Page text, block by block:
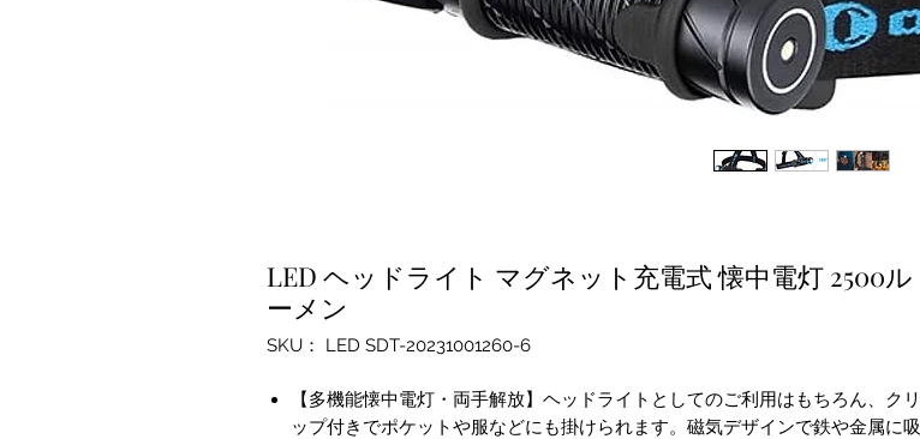
LED ヘッドライト マグネット充電式 懐中電灯 2500ル
ーメン
SKU： LED SDT-20231001260-6
【多機能懐中電灯・両手解放】ヘッドライトとしてのご利用はもちろん、クリ
ップ付きでポケットや服などにも掛けられます。磁気デザインで鉄や金属に吸